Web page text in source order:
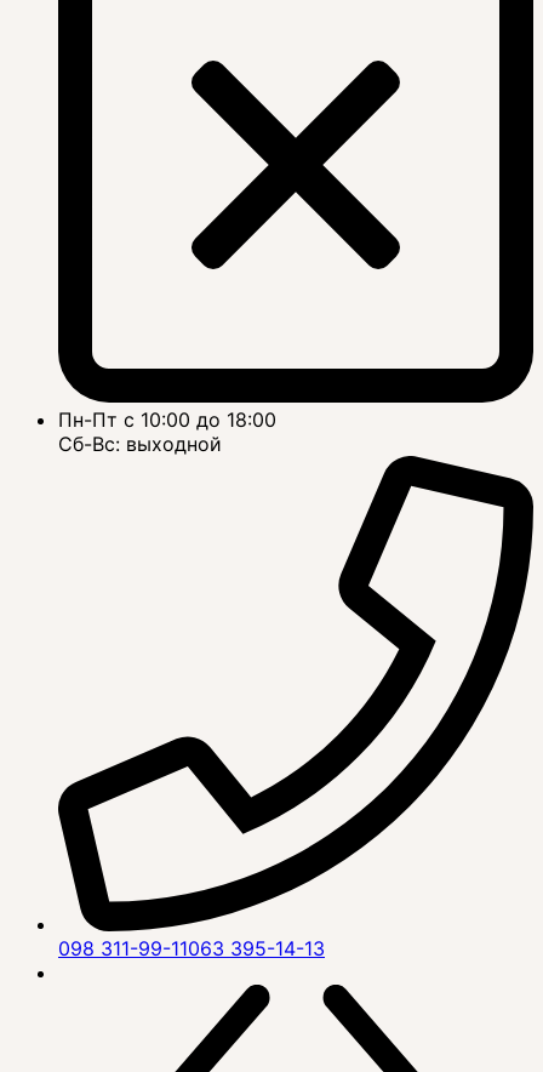
Пн-Пт с 10:00 до 18:00
Сб-Вс: выходной
098 311-99-11063 395-14-13